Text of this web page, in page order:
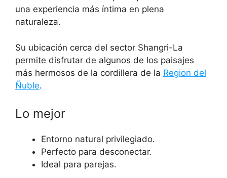
una experiencia más íntima en plena
naturaleza.
Su ubicación cerca del sector Shangri-La
permite disfrutar de algunos de los paisajes
más hermosos de la cordillera de la Region del
Ñuble.
Lo mejor
Entorno natural privilegiado.
Perfecto para desconectar.
Ideal para parejas.